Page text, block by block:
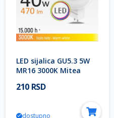
LED sijalica GU5.3 5W
MR16 3000K Mitea
210 RSD
dostupno